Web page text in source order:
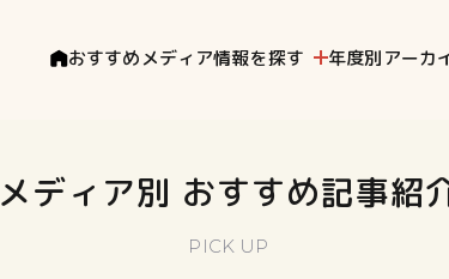
おすすめメディア情報を探す 年度別アーカ
メディア別 おすすめ記事紹
PICK UP